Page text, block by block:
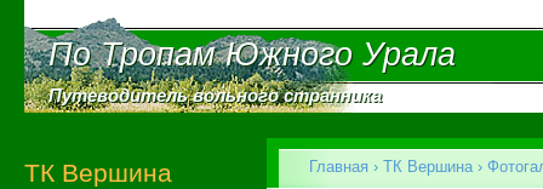
По Тропам Южного Урала
По Тропам Южного Урала
Путеводитель вольного странника
Путеводитель вольного странника
ТК Вершина
Главная › ТК Вершина ›